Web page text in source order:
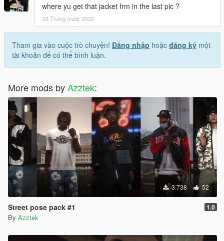
where yu get that jacket frm in the last pic ?
03 Tháng mười, 2022
Tham gia vào cuộc trò chuyện! Đăng nhập hoặc đăng ký một
tài khoản để có thể bình luận.
More mods byAzztek:
3.738 52
Street pose pack #1 1.0
By Azztek